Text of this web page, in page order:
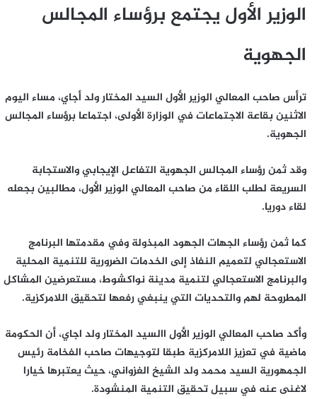
الوزير الأول يجتمع برؤساء المجالس
الجهوية
ترأس صاحب المعالي الوزير الأول السيد المختار ولد أجاي، مساء اليوم
الاثنين بقاعة الاجتماعات في الوزارة الأولى، اجتماعا برؤساء المجالس
الجهوية.
وقد ثمن رؤساء المجالس الجهوية التفاعل الإيجابي والاستجابة
السريعة لطلب اللقاء من صاحب المعالي الوزير الأول، مطالبين بجعله
لقاء دوريا.
كما ثمن رؤساء الجهات الجهود المبذولة وفي مقدمتها البرنامج
الاستعجالي لتعميم النفاذ إلى الخدمات الضرورية للتنمية المحلية
والبرنامج الاستعجالي لتنمية مدينة نواكشوط، مستعرضين المشاكل
المطروحة لهم والتحديات التي ينبغي رفعها لتحقيق اللامركزية.
وأكد صاحب المعالي الوزير الأول االسيد المختار ولد اجاي، أن الحكومة
ماضية في تعزيز اللامركزية طبقا لتوجيهات صاحب الفخامة رئيس
الجمهورية السيد محمد ولد الشيخ الغزواني، حيث يعتبرها خيارا
لاغنى عنه في سبيل تحقيق التنمية المنشودة.